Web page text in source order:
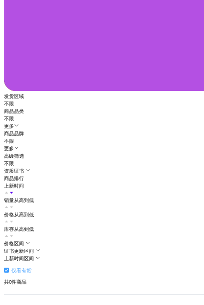
发货区域
不限
商品品类
不限
更多
商品品牌
不限
更多
高级筛选
不限
资质证书
商品排行
上新时间
销量从高到低
价格从高到低
库存从高到低
价格区间
证书更新区间
上新时间区间
仅看有货
共0件商品